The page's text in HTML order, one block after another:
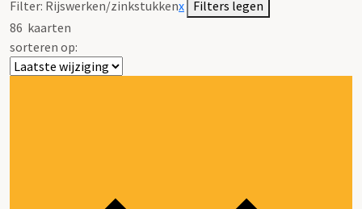
Filter: Rijswerken/zinkstukkenx Filters legen
86 kaarten
sorteren op: